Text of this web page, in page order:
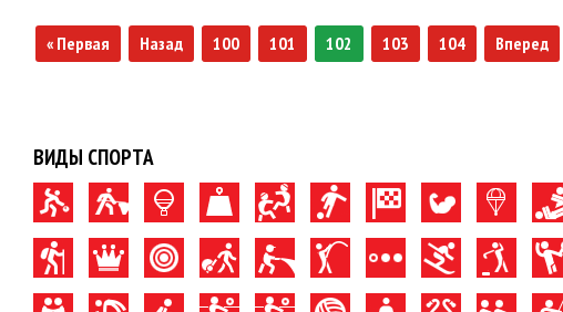
« Первая Назад 100 101 102 103 104 Вперед
ВИДЫ СПОРТА